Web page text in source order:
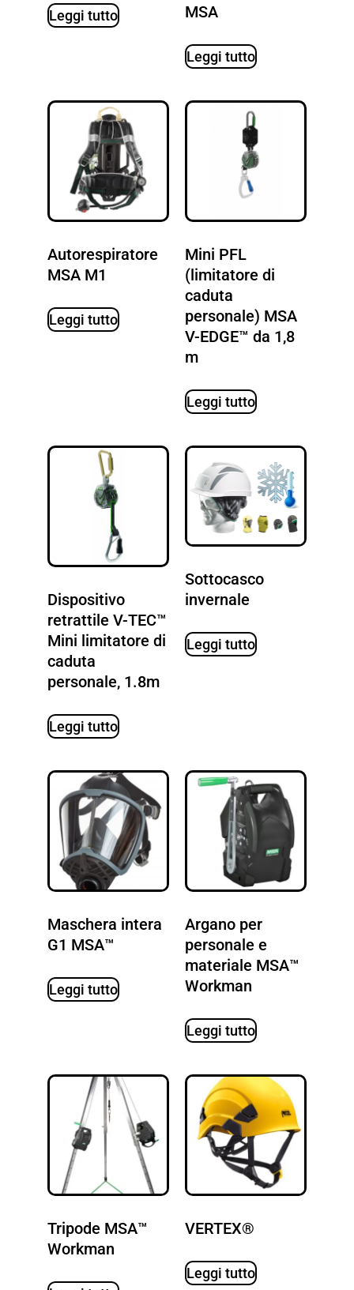
Leggi tutto
MSA
Leggi tutto
Autorespiratore
MSA M1
Leggi tutto
Mini PFL
(limitatore di
caduta
personale) MSA
V-EDGE™ da 1,8
m
Leggi tutto
Dispositivo
retrattile V-TEC™
Mini limitatore di
caduta
personale, 1.8m
Leggi tutto
Sottocasco
invernale
Leggi tutto
Maschera intera
G1 MSA™
Leggi tutto
Argano per
personale e
materiale MSA™
Workman
Leggi tutto
Tripode MSA™
Workman
VERTEX®
Leggi tutto